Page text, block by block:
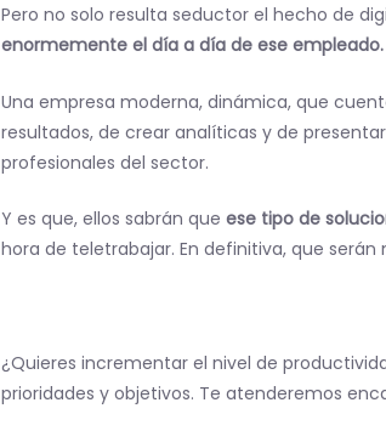
Pero no solo resulta seductor el hecho de
enormemente el día a día de ese empleado.
Una empresa moderna, dinámica, que
resultados, de crear analíticas y de
profesionales del sector.
Y es que, ellos sabrán que ese tipo de
hora de teletrabajar. En definitiva, que
¿Quieres incrementar el nivel de
prioridades y objetivos. Te atenderemos